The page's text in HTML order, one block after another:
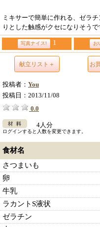
ミキサーで簡単に作れる、ゼラ
りとした触感がクセになりそうで
写真ナイス! 1 お
献立リスト＋ お
投稿者： You
投稿日： 2013/11/08
0.0
4人分
ログインすると人数を変更できます。
食材名
さつまいも
卵
牛乳
ラカントS液状
ゼラチン